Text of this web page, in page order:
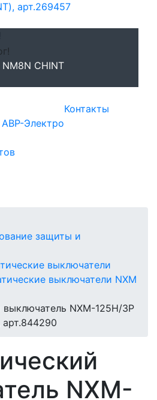
арт.269457
CHINT
Электро
Контакты
защиты и
выключатели
выключатели NXM
NXM-125H/3Р
NXM-